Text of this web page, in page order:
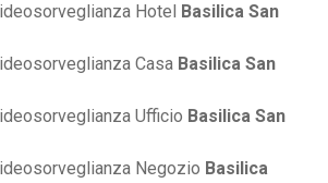
Hotel
Basilica San
Casa Basilica San
Ufficio Basilica San
Negozio Basilica